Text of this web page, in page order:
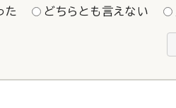
た どちらとも言えない